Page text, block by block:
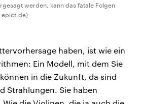
werden, kann das fatale Folgen
epict.de)
haben, ist wie ein
Ein Modell, mit dem Sie
in die Zukunft, da sind
Strahlungen. Sie haben